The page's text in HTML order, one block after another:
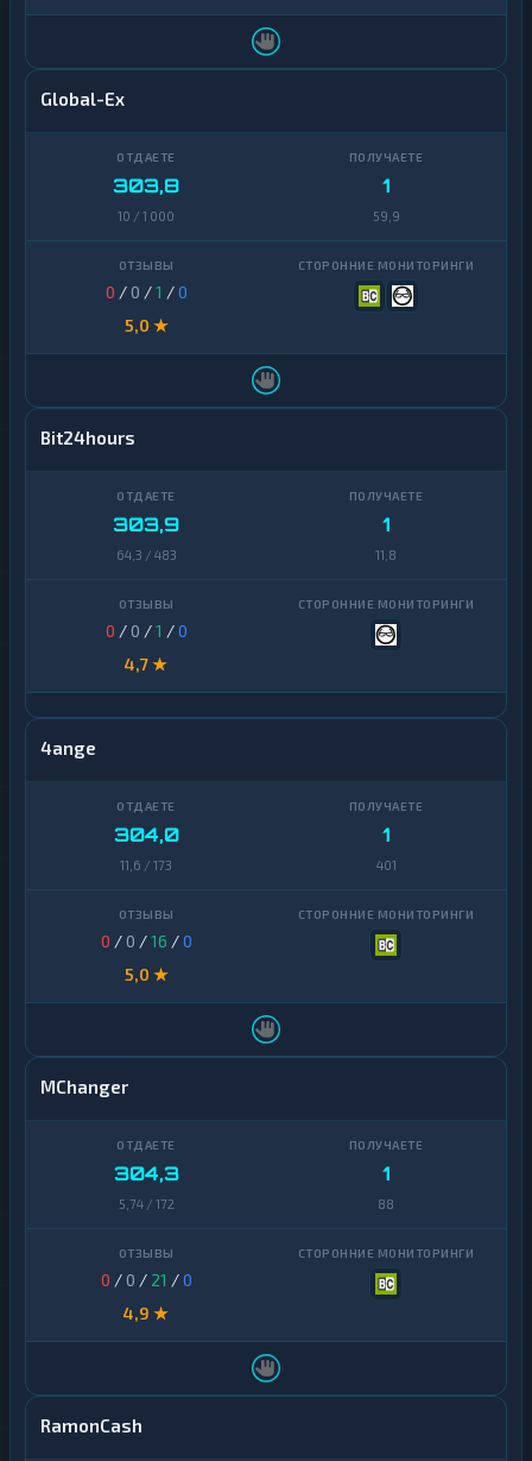
Global-Ex
303,8
10 / 1 000
1
59,9
0 / 0 /1 /0
5,0 ★
Bit24hours
303,9
64,3 / 483
1
11,8
0 / 0 /1 /0
4,7 ★
4ange
304,0
11,6 / 173
1
401
0 / 0 /16 /0
5,0 ★
MChanger
304,3
5,74 / 172
1
88
0 / 0 / 21 /0
4,9 ★
RamonCash